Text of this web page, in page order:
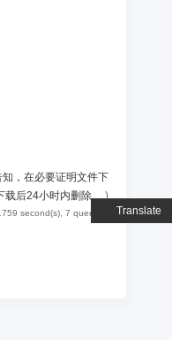
Translate
，在必要证明文件下
载后24小时内删除。)
second(s), 7 queries .